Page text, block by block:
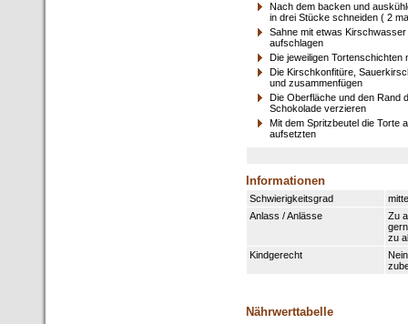
Nach dem backen und
in drei Stücke schneiden ( 2
Sahne mit etwas
aufschlagen
Die jeweiligen
Die Kirschkonfitüre,
und zusammenfügen
Die Oberfläche und den Rand
Schokolade verzieren
Mit dem Spritzbeutel die Torte
aufsetzten
Informationen
Schwierigkeitsgrad
Anlass / Anlässe
Zu
zu
Kindgerecht
Nährwerttabelle